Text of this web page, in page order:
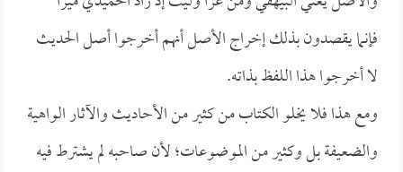
فإنما يقصدون بذلك إخراج الأصل أنهم أخرجوا أصل الحديث
لا أخرجوا هذا اللفظ بذاته.
ومع هذا فلا يخلو الكتاب من كثير من الأحاديث والآثار الواهية
والضعيفة بل وكثير من الموضوعات؛ لأن صاحبه لم يشترط فيه